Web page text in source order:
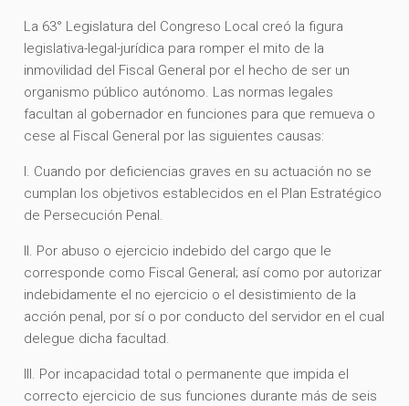
La 63° Legislatura del Congreso Local creó la figura
legislativa-legal-jurídica para romper el mito de la
inmovilidad del Fiscal General por el hecho de ser un
organismo público autónomo. Las normas legales
facultan al gobernador en funciones para que remueva o
cese al Fiscal General por las siguientes causas:
I. Cuando por deficiencias graves en su actuación no se
cumplan los objetivos establecidos en el Plan Estratégico
de Persecución Penal.
II. Por abuso o ejercicio indebido del cargo que le
corresponde como Fiscal General; así como por autorizar
indebidamente el no ejercicio o el desistimiento de la
acción penal, por sí o por conducto del servidor en el cual
delegue dicha facultad.
III. Por incapacidad total o permanente que impida el
correcto ejercicio de sus funciones durante más de seis